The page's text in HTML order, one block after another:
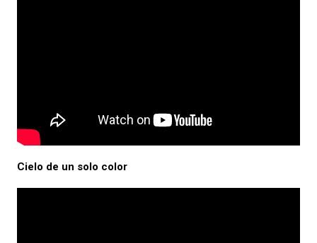
Cielo de un solo color